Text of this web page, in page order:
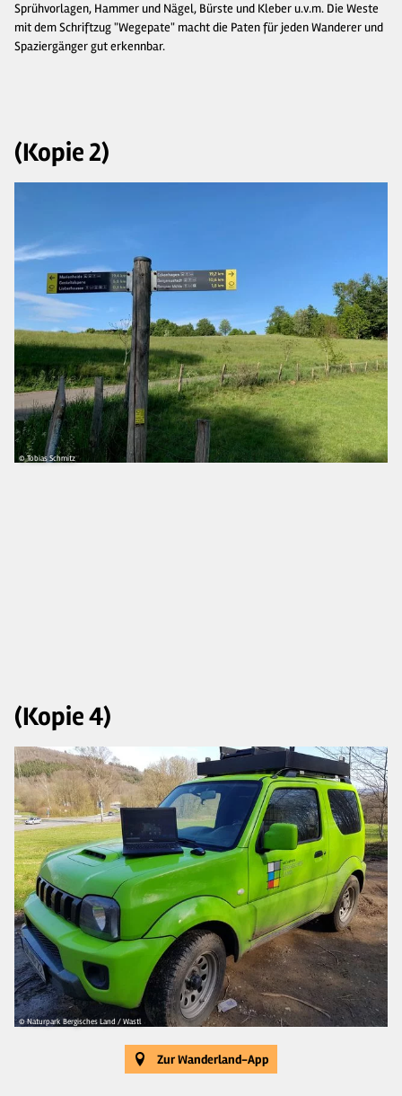
Sprühvorlagen, Hammer und Nägel, Bürste und Kleber u.v.m. Die Weste
mit dem Schriftzug "Wegepate" macht die Paten für jeden Wanderer und
Spaziergänger gut erkennbar.
(Kopie 2)
© Tobias Schmitz
(Kopie 4)
© Naturpark Bergisches Land / Wastl
Zur Wanderland-App